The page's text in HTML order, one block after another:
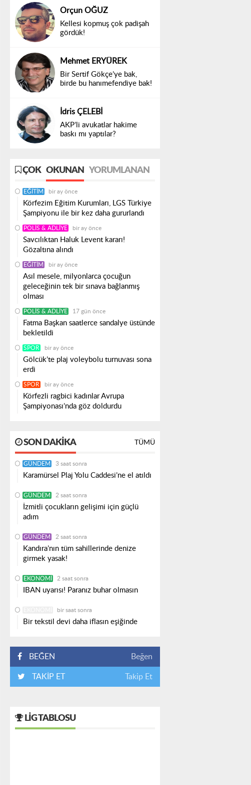
Orçun OĞUZ
Kellesi kopmuş çok padişah
gördük!
Mehmet ERYÜREK
Bir Sertif Gökçe’ye bak,
birde bu hanımefendiye bak!
İdris ÇELEBİ
AKP’li avukatlar hakime
baskı mı yaptılar?
ÇOK OKUNAN YORUMLANAN
EĞITIM bir ay önce
Körfezim Eğitim Kurumları, LGS Türkiye
Şampiyonu ile bir kez daha gururlandı
POLIS & ADLIYE bir ay önce
Savcılıktan Haluk Levent kararı!
Gözaltına alındı
EĞITIM bir ay önce
Asıl mesele, milyonlarca çocuğun
geleceğinin tek bir sınava bağlanmış
olması
POLIS & ADLIYE 17 gün önce
Fatma Başkan saatlerce sandalye üstünde
bekletildi
SPOR bir ay önce
Gölcük’te plaj voleybolu turnuvası sona
erdi
SPOR bir ay önce
Körfezli ragbici kadınlar Avrupa
Şampiyonası’nda göz doldurdu
SON DAKIKA TÜMÜ
GÜNDEM 3 saat sonra
Karamürsel Plaj Yolu Caddesi’ne el atıldı
GÜNDEM 2 saat sonra
İzmitli çocukların gelişimi için güçlü
adım
GÜNDEM 2 saat sonra
Kandıra’nın tüm sahillerinde denize
girmek yasak!
EKONOMI 2 saat sonra
IBAN uyarısı! Paranız buhar olmasın
bir saat sonra
Bir tekstil devi daha iflasın eşiğinde
BEĞEN Beğen
TAKİP ET Takip Et
LIG TABLOSU